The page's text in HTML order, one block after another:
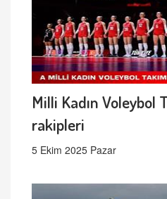
Milli Kadın Voleybol
rakipleri
5 Ekim 2025 Pazar